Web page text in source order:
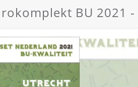
BU 2021